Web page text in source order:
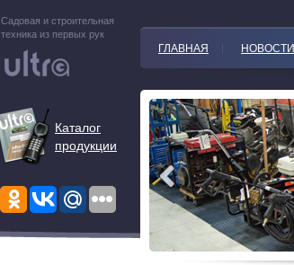
Садовая и строительная
техника из первых рук
Каталог
продукции
ГЛАВНАЯ НОВОСТИ